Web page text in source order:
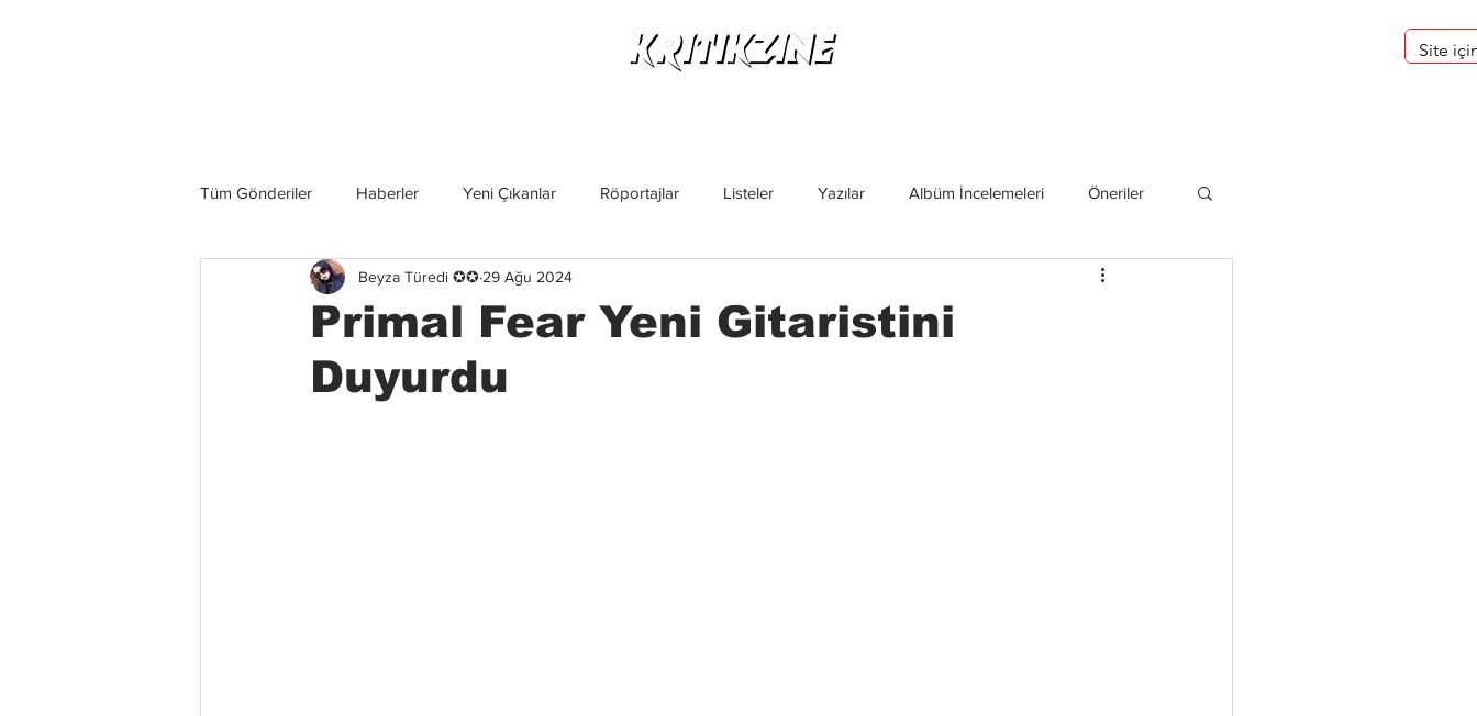
Tüm Gönderiler Haberler Yeni Çıkanlar Röportajlar Listeler Yazılar Albüm İncelemeleri Öneriler
Grup İncelemeleri Konserler İncelemeler
Primal Fear Yeni Gitaristini
Duyurdu
Beyza Türedi ✪✪ 29 Ağu 2024